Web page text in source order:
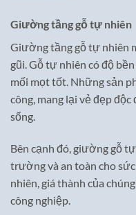
Giường tầng gỗ tự nhiên
Giường tầng gỗ tự nhiên
gũi. Gỗ tự nhiên có độ
mối mọt tốt. Những sản
công, mang lại vẻ đẹp độc
sống.
Bên cạnh đó, giường gỗ
trường và an toàn cho
nhiên, giá thành của
công nghiệp.